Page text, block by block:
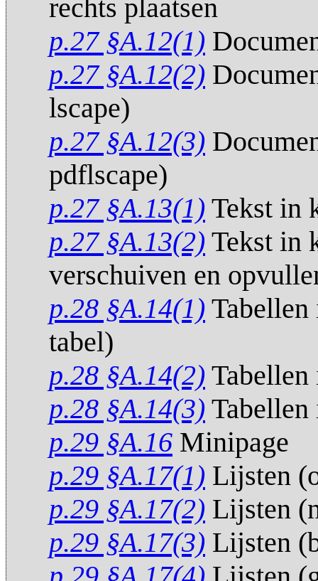
rechts plaatsen
p.27 §A.12(1)
p.27 §A.12(2)
lscape)
p.27 §A.12(3)
pdflscape)
p.27 §A.13(1) Tekst in
p.27 §A.13(2) Tekst in
verschuiven en
p.28 §A.14(1) Tabellen
tabel)
p.28 §A.14(2) Tabellen
p.28 §A.14(3) Tabellen
p.29 §A.16 Minipage
p.29 §A.17(1) Lijsten
p.29 §A.17(2) Lijsten
p.29 §A.17(3) Lijsten